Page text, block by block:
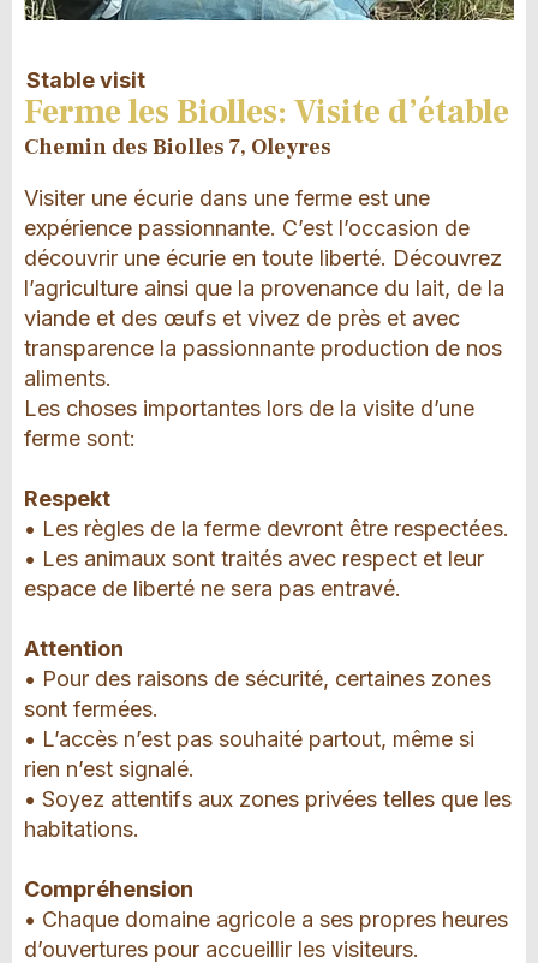
Stable visit
Ferme les Biolles: Visite d’étable
Chemin des Biolles 7, Oleyres
Visiter une écurie dans une ferme est une
expérience passionnante. C’est l’occasion de
découvrir une écurie en toute liberté. Découvrez
l’agriculture ainsi que la provenance du lait, de la
viande et des œufs et vivez de près et avec
transparence la passionnante production de nos
aliments.
Les choses importantes lors de la visite d’une
ferme sont:
Respekt
• Les règles de la ferme devront être respectées.
• Les animaux sont traités avec respect et leur
espace de liberté ne sera pas entravé.
Attention
• Pour des raisons de sécurité, certaines zones
sont fermées.
• L’accès n’est pas souhaité partout, même si
rien n’est signalé.
• Soyez attentifs aux zones privées telles que les
habitations.
Compréhension
• Chaque domaine agricole a ses propres heures
d’ouvertures pour accueillir les visiteurs.